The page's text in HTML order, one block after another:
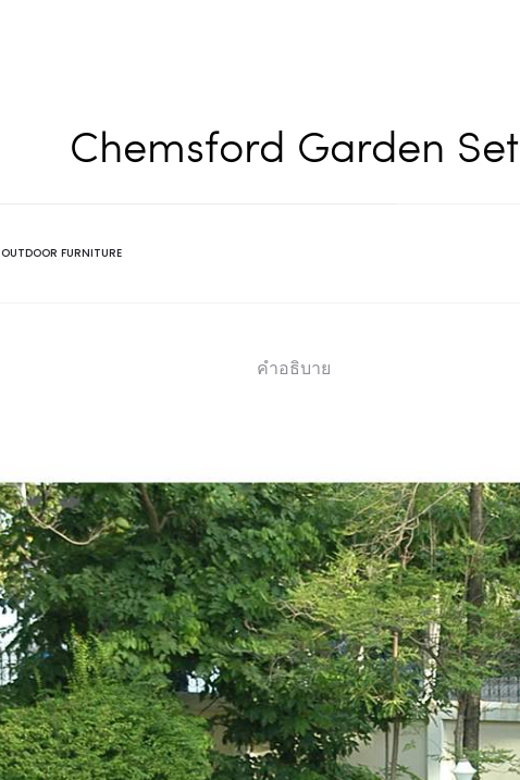
Chemsford Garden Set
OUTDOOR FURNITURE
คำอธิบาย